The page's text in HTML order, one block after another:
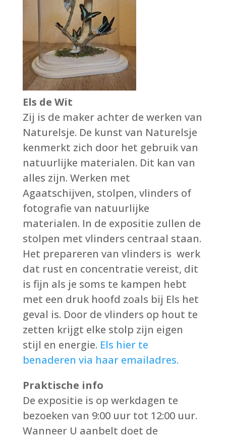
Els de Wit
Zij is de maker achter de werken van
Naturelsje. De kunst van Naturelsje
kenmerkt zich door het gebruik van
natuurlijke materialen. Dit kan van
alles zijn. Werken met
Agaatschijven, stolpen, vlinders of
fotografie van natuurlijke
materialen. In de expositie zullen de
stolpen met vlinders centraal staan.
Het prepareren van vlinders is werk
dat rust en concentratie vereist, dit
is fijn als je soms te kampen hebt
met een druk hoofd zoals bij Els het
geval is. Door de vlinders op hout te
zetten krijgt elke stolp zijn eigen
stijl en energie. Els hier te
benaderen via haar emailadres.
Praktische info
De expositie is op werkdagen te
bezoeken van 9:00 uur tot 12:00 uur.
Wanneer U aanbelt doet de